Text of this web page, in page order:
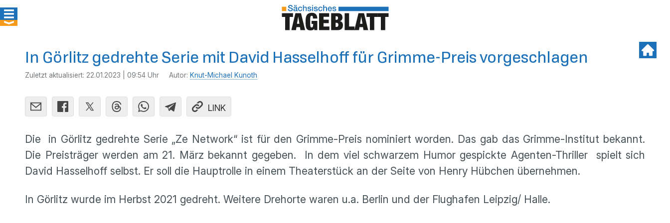
In Görlitz gedrehte Serie mit David Hasselhoff für Grimme-Preis vorgeschlagen
Zuletzt aktualisiert: 22.01.2023 | 09:54 Uhr Autor: Knut-Michael Kunoth
LINK
Die in Görlitz gedrehte Serie „Ze Network“ ist für den Grimme-Preis nominiert worden. Das gab das Grimme-Institut bekannt.
Die Preisträger werden am 21. März bekannt gegeben. In dem viel schwarzem Humor gespickte Agenten-Thriller spielt sich
David Hasselhoff selbst. Er soll die Hauptrolle in einem Theaterstück an der Seite von Henry Hübchen übernehmen.
In Görlitz wurde im Herbst 2021 gedreht. Weitere Drehorte waren u.a. Berlin und der Flughafen Leipzig/ Halle.